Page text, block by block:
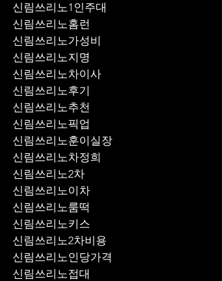
신림쓰리노1인주대
신림쓰리노홈런
신림쓰리노가성비
신림쓰리노지명
신림쓰리노차이사
신림쓰리노후기
신림쓰리노추천
신림쓰리노훈이실장
신림쓰리노차정희
신림쓰리노2차
신림쓰리노이차
신림쓰리노룸떡
신림쓰리노키스
신림쓰리노2차비용
신림쓰리노인당가격
신림쓰리노접대